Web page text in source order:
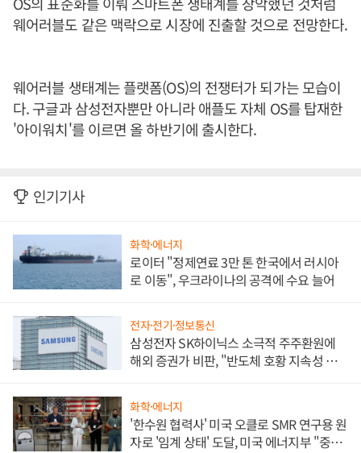
웨어러블도 같은 맥락으로 시장에 진출할 것으로 전망한다.
웨어러블 생태계는 플랫폼(OS)의 전쟁터가 되가는 모습이
다. 구글과 삼성전자뿐만 아니라 애플도 자체 OS를 탑재한
'아이워치'를 이르면 올 하반기에 출시한다.
인기기사
화학·에너지
로이터 "정제연료 3만 톤 한국에서 러시아
로 이동", 우크라이나의 공격에 수요 늘어
전자·전기·정보통신
삼성전자 SK하이닉스 소극적 주주환원에
해외 증권가 비판, "반도체 호황 지속성 의
화학·에너지
'한수원 협력사' 미국 오클로 SMR 연구용 원
자로 '임계 상태' 도달, 미국 에너지부 "중요